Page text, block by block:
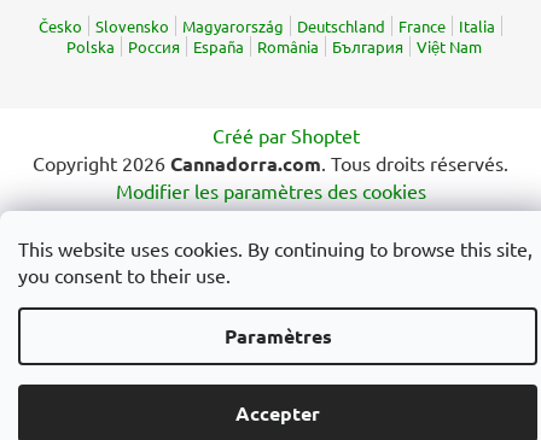
This website uses cookies. By continuing to browse this site,
you consent to their use.
Paramètres
Accepter
Česko Slovensko Magyarország Deutschland France
Italia
Polska
Россия España România България Việt Nam
Créé par Shoptet
Copyright 2026 Cannadorra.com . Tous droits réservés.
Modifier les paramètres des cookies